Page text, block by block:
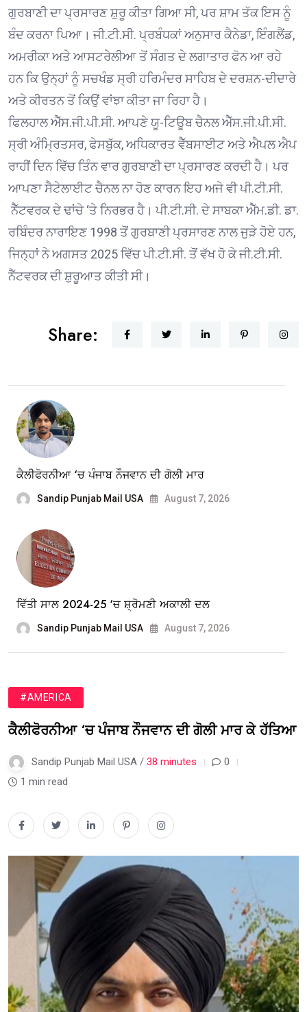
ਗੁਰਬਾਣੀ ਦਾ ਪ੍ਰਸਾਰਣ ਸ਼ੁਰੂ ਕੀਤਾ ਗਿਆ ਸੀ, ਪਰ ਸ਼ਾਮ ਤੱਕ ਇਸ ਨੂੰ
ਬੰਦ ਕਰਨਾ ਪਿਆ। ਜੀ.ਟੀ.ਸੀ. ਪ੍ਰਬੰਧਕਾਂ ਅਨੁਸਾਰ ਕੈਨੇਡਾ, ਇੰਗਲੈਂਡ,
ਅਮਰੀਕਾ ਅਤੇ ਆਸਟਰੇਲੀਆ ਤੋਂ ਸੰਗਤ ਦੇ ਲਗਾਤਾਰ ਫੋਨ ਆ ਰਹੇ
ਹਨ ਕਿ ਉਨ੍ਹਾਂ ਨੂੰ ਸਚਖੰਡ ਸ੍ਰੀ ਹਰਿਮੰਦਰ ਸਾਹਿਬ ਦੇ ਦਰਸ਼ਨ-ਦੀਦਾਰੇ
ਅਤੇ ਕੀਰਤਨ ਤੋਂ ਕਿਉਂ ਵਾਂਝਾ ਕੀਤਾ ਜਾ ਰਿਹਾ ਹੈ।
ਫਿਲਹਾਲ ਐੱਸ.ਜੀ.ਪੀ.ਸੀ. ਆਪਣੇ ਯੂ-ਟਿਊਬ ਚੈਨਲ ਐੱਸ.ਜੀ.ਪੀ.ਸੀ.
ਸ੍ਰੀ ਅੰਮ੍ਰਿਤਸਰ, ਫੇਸਬੁੱਕ, ਅਧਿਕਾਰਤ ਵੈੱਬਸਾਈਟ ਅਤੇ ਐਪਲ ਐਪ
ਰਾਹੀਂ ਦਿਨ ਵਿੱਚ ਤਿੰਨ ਵਾਰ ਗੁਰਬਾਣੀ ਦਾ ਪ੍ਰਸਾਰਣ ਕਰਦੀ ਹੈ। ਪਰ
ਆਪਣਾ ਸੈਟੇਲਾਈਟ ਚੈਨਲ ਨਾ ਹੋਣ ਕਾਰਨ ਇਹ ਅਜੇ ਵੀ ਪੀ.ਟੀ.ਸੀ.
ਨੈੱਟਵਰਕ ਦੇ ਢਾਂਚੇ ‘ਤੇ ਨਿਰਭਰ ਹੈ। ਪੀ.ਟੀ.ਸੀ. ਦੇ ਸਾਬਕਾ ਐੱਮ.ਡੀ. ਡਾ.
ਰਬਿੰਦਰ ਨਾਰਾਇਣ 1998 ਤੋਂ ਗੁਰਬਾਣੀ ਪ੍ਰਸਾਰਣ ਨਾਲ ਜੁੜੇ ਹੋਏ ਹਨ,
ਜਿਨ੍ਹਾਂ ਨੇ ਅਗਸਤ 2025 ਵਿੱਚ ਪੀ.ਟੀ.ਸੀ. ਤੋਂ ਵੱਖ ਹੋ ਕੇ ਜੀ.ਟੀ.ਸੀ.
ਨੈੱਟਵਰਕ ਦੀ ਸ਼ੁਰੂਆਤ ਕੀਤੀ ਸੀ।
Share:
ਕੈਲੀਫੋਰਨੀਆ ‘ਚ ਪੰਜਾਬ ਨੌਜਵਾਨ ਦੀ ਗੋਲੀ ਮਾਰ
Sandip Punjab Mail USA August 7, 2026
ਵਿੱਤੀ ਸਾਲ 2024-25 ‘ਚ ਸ਼੍ਰੋਮਣੀ ਅਕਾਲੀ ਦਲ
Sandip Punjab Mail USA August 7, 2026
#AMERICA
ਕੈਲੀਫੋਰਨੀਆ ‘ਚ ਪੰਜਾਬ ਨੌਜਵਾਨ ਦੀ ਗੋਲੀ ਮਾਰ ਕੇ ਹੱਤਿਆ
Sandip Punjab Mail USA / 38 minutes
0
1 min read